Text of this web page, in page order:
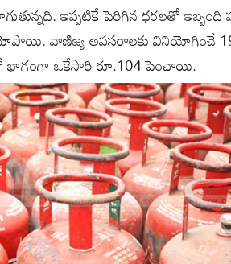
ఇప్పటికే పెరిగిన ధరలతో ఇబ్బంది
వాణిజ్య అవసరాలకు వినియోగించే
భాగంగా ఒకేసారి రూ.104 పెంచాయి.